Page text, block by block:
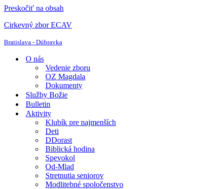
Preskočiť na obsah
Cirkevný zbor ECAV
Bratislava - Dúbravka
O nás
Vedenie zboru
OZ Magdala
Dokumenty
Služby Božie
Bulletin
Aktivity
Klubík pre najmenších
Deti
DDorast
Biblická hodina
Spevokol
Od-Mlad
Stretnutia seniorov
Modlitebné spoločenstvo